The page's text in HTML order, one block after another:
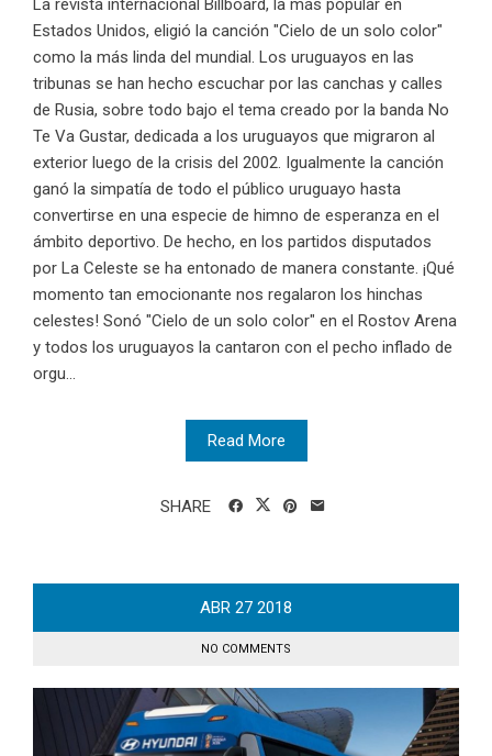
La revista internacional Billboard, la más popular en
Estados Unidos, eligió la canción "Cielo de un solo color"
como la más linda del mundial. Los uruguayos en las
tribunas se han hecho escuchar por las canchas y calles
de Rusia, sobre todo bajo el tema creado por la banda No
Te Va Gustar, dedicada a los uruguayos que migraron al
exterior luego de la crisis del 2002. Igualmente la canción
ganó la simpatía de todo el público uruguayo hasta
convertirse en una especie de himno de esperanza en el
ámbito deportivo. De hecho, en los partidos disputados
por La Celeste se ha entonado de manera constante. ¡Qué
momento tan emocionante nos regalaron los hinchas
celestes! Sonó "Cielo de un solo color" en el Rostov Arena
y todos los uruguayos la cantaron con el pecho inflado de
orgu...
Read More
SHARE
ABR 27 2018
NO COMMENTS